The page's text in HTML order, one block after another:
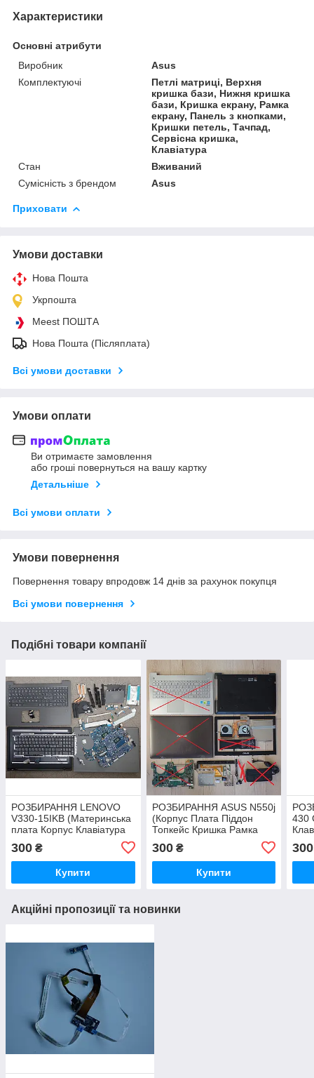
Характеристики
Основні атрибути
Виробник
Asus
Комплектуючі
Петлі матриці, Верхня
кришка бази, Нижня кришка
бази, Кришка екрану, Рамка
екрану, Панель з кнопками,
Кришки петель, Тачпад,
Сервісна кришка,
Клавіатура
Стан
Вживаний
Сумісність з брендом
Asus
Приховати
Умови доставки
Нова Пошта
Укрпошта
Meest ПОШТА
Нова Пошта (Післяплата)
Всі умови доставки
Умови оплати
Ви отримаєте замовлення
або гроші повернуться на вашу картку
Детальніше
Всі умови оплати
Умови повернення
Повернення товару впродовж 14 днів за рахунок покупця
Всі умови повернення
Подібні товари компанії
РОЗБИРАННЯ LENOVO
V330-15IKB (Материнська
плата Корпус Клавіатура
матриці Петлі Кулер
Динаміки Шлейф hdd usb)
300 ₴
Купити
РОЗБИРАННЯ ASUS N550j
(Корпус Плата Піддон
Топкейс Кришка Рамка
Камера Кнопка Динаміки
Кулер Петлі Кишеня
Шлейф HDD USB DVD
300₴
Купити
430
300
Акційні пропозиції та новинки